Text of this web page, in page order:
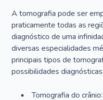
A tomografia pode ser
praticamente todas as
diagnóstico de uma
diversas especialidades
principais tipos de
possibilidades diagnósticas:
Tomografia do